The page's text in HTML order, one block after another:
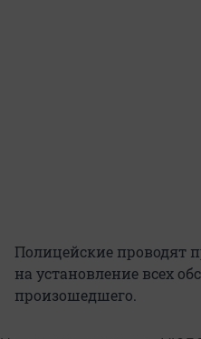
Полицейские проводят
на установление всех
произошедшего.